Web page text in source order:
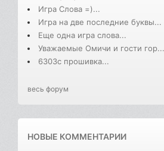
Игра Слова =)...
Игра на две последние буквы...
Еще одна игра слова...
Уважаемые Омичи и гости гор...
6303с прошивка...
весь форум
НОВЫЕ КОММЕНТАРИИ